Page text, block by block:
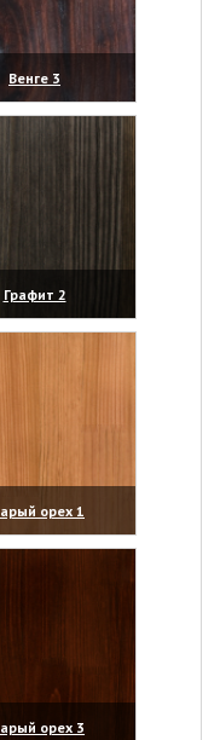
Венге 3
Графит 2
орех 1
орех 3